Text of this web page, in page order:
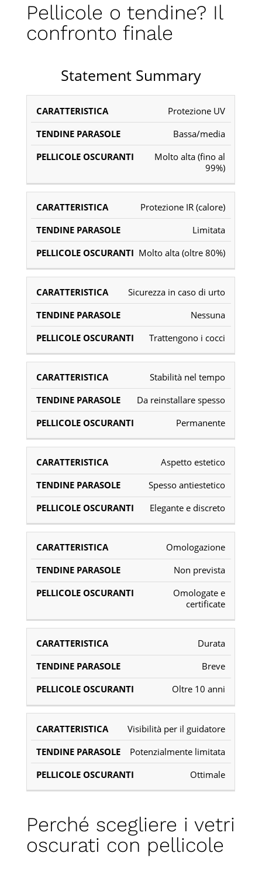
Pellicole o tendine? Il
confronto finale
Statement Summary
CARATTERISTICA
TENDINE
PARASOLE
PELLICOLE
OSCURANTI
Protezione UV
Bassa/media
Molto alta (fino al
99%)
Protezione IR (calore)
Limitata
Molto alta (oltre 80%)
Sicurezza in caso di urto
Nessuna
Trattengono i cocci
Stabilità nel tempo
Da reinstallare spesso
Permanente
Aspetto estetico
Spesso antiestetico
Elegante e discreto
Omologazione
Non prevista
Omologate e
certificate
Durata
Breve
Oltre 10 anni
Visibilità per il guidatore
Potenzialmente limitata
Ottimale
Perché scegliere i vetri
oscurati con pellicole